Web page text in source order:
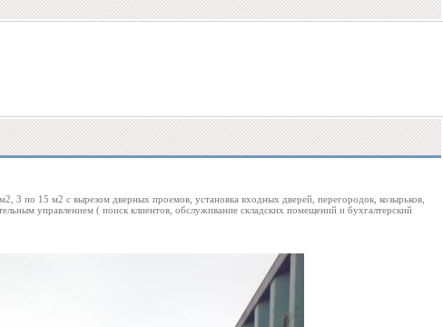
по 15 м2 с вырезом дверных проемов, установка входных дверей, перегородок, козырьков,
управлением ( поиск клиентов, обслуживание складских помещений и бухгалтерский